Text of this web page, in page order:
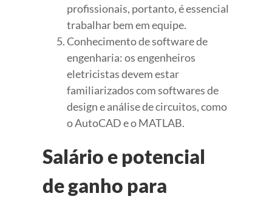
profissionais, portanto, é essencial
trabalhar bem em equipe.
Conhecimento de software de
engenharia: os engenheiros
eletricistas devem estar
familiarizados com softwares de
design e análise de circuitos, como
o AutoCAD e o MATLAB.
Salário e potencial
de ganho para